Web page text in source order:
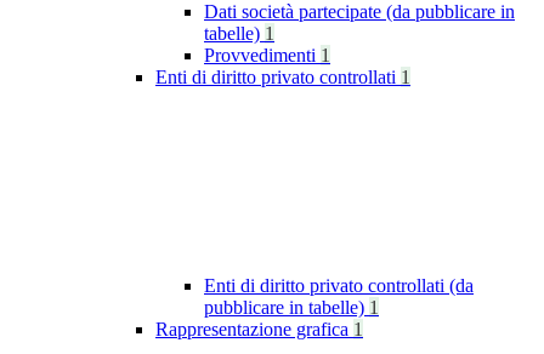
Dati società partecipate (da pubblicare in
tabelle) 1
Provvedimenti 1
Enti di diritto privato controllati 1
Enti di diritto privato controllati (da
pubblicare in tabelle) 1
Rappresentazione grafica 1